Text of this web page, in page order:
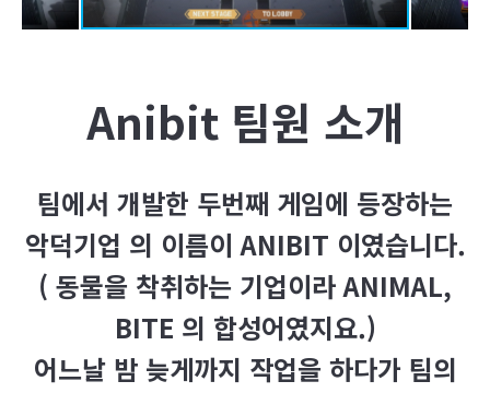
Anibit팀원 소개
팀에서 개발한 두번째 게임에 등장하는
악덕기업 의 이름이 ANIBIT 이였습니다.
( 동물을 착취하는 기업이라 ANIMAL,
BITE 의 합성어였지요.)
어느날 밤 늦게까지 작업을 하다가 팀의